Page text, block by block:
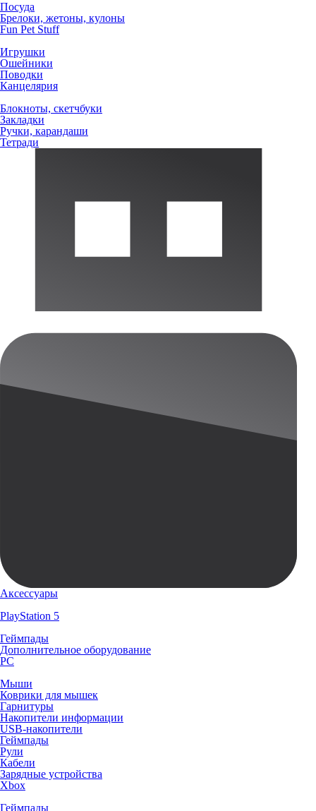
Посуда
Брелоки, жетоны, кулоны
Fun Pet Stuff
Игрушки
Ошейники
Поводки
Канцелярия
Блокноты, скетчбуки
Закладки
Ручки, карандаши
Тетради
Аксессуары
PlayStation 5
Геймпады
Дополнительное оборудование
PC
Мыши
Коврики для мышек
Гарнитуры
Накопители информации
USB-накопители
Геймпады
Рули
Кабели
Зарядные устройства
Xbox
Геймпады